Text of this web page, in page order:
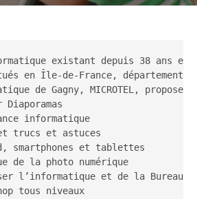
existant depuis 38 ans et
en Île-de-France, département
de Gagny, MICROTEL,